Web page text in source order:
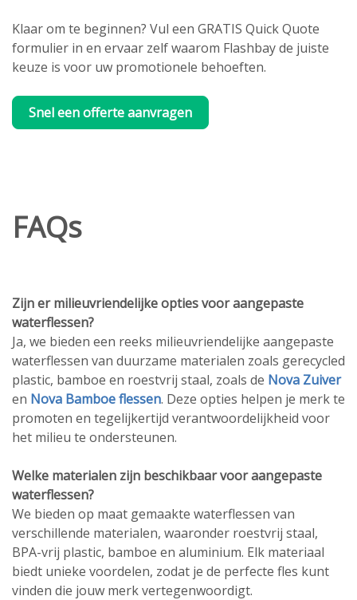
Klaar om te beginnen? Vul een GRATIS Quick Quote
formulier in en ervaar zelf waarom Flashbay de juiste
keuze is voor uw promotionele behoeften.
Snel een offerte aanvragen
FAQs
Zijn er milieuvriendelijke opties voor aangepaste
waterflessen?
Ja, we bieden een reeks milieuvriendelijke aangepaste
waterflessen van duurzame materialen zoals gerecycled
plastic, bamboe en roestvrij staal, zoals de Nova Zuiver
en Nova Bamboe flessen. Deze opties helpen je merk te
promoten en tegelijkertijd verantwoordelijkheid voor
het milieu te ondersteunen.
Welke materialen zijn beschikbaar voor aangepaste
waterflessen?
We bieden op maat gemaakte waterflessen van
verschillende materialen, waaronder roestvrij staal,
BPA-vrij plastic, bamboe en aluminium. Elk materiaal
biedt unieke voordelen, zodat je de perfecte fles kunt
vinden die jouw merk vertegenwoordigt.